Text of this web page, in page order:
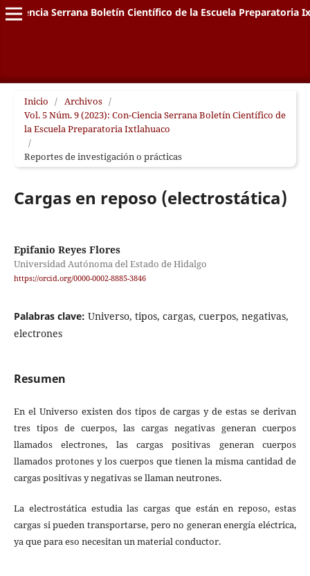
Ciencia Serrana Boletín Científico de la Escuela Preparatoria
Inicio / Archivos /
Vol. 5 Núm. 9 (2023): Con-Ciencia Serrana Boletín Científico de
la Escuela Preparatoria Ixtlahuaco
/
Reportes de investigación o prácticas
Cargas en reposo (electrostática)
Epifanio Reyes Flores
Universidad Autónoma del Estado de Hidalgo
https://orcid.org/0000-0002-8885-3846
Palabras clave: Universo, tipos, cargas, cuerpos, negativas,
electrones
Resumen
En el Universo existen dos tipos de cargas y de estas se derivan
tres tipos de cuerpos, las cargas negativas generan cuerpos
llamados electrones, las cargas positivas generan cuerpos
llamados protones y los cuerpos que tienen la misma cantidad de
cargas positivas y negativas se llaman neutrones.
La electrostática estudia las cargas que están en reposo, estas
cargas si pueden transportarse, pero no generan energía eléctrica,
ya que para eso necesitan un material conductor.